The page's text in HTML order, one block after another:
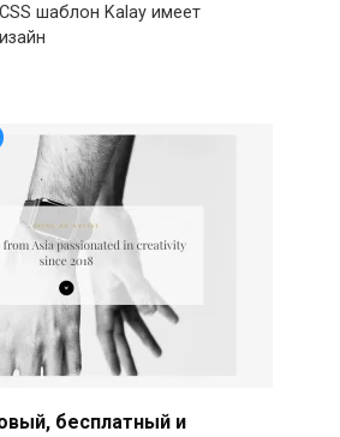
шаблон Kalay имеет
бесплатный и